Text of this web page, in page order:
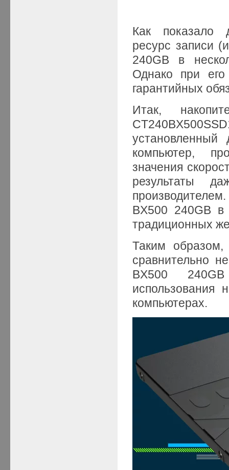
Как показало
ресурс записи
240GB в
Однако при его
гарантийных
Итак,
компьютер,
значения
результаты
BX500 240GB
традиционных
Таким
сравнительно
BX500
использования
компьютерах.